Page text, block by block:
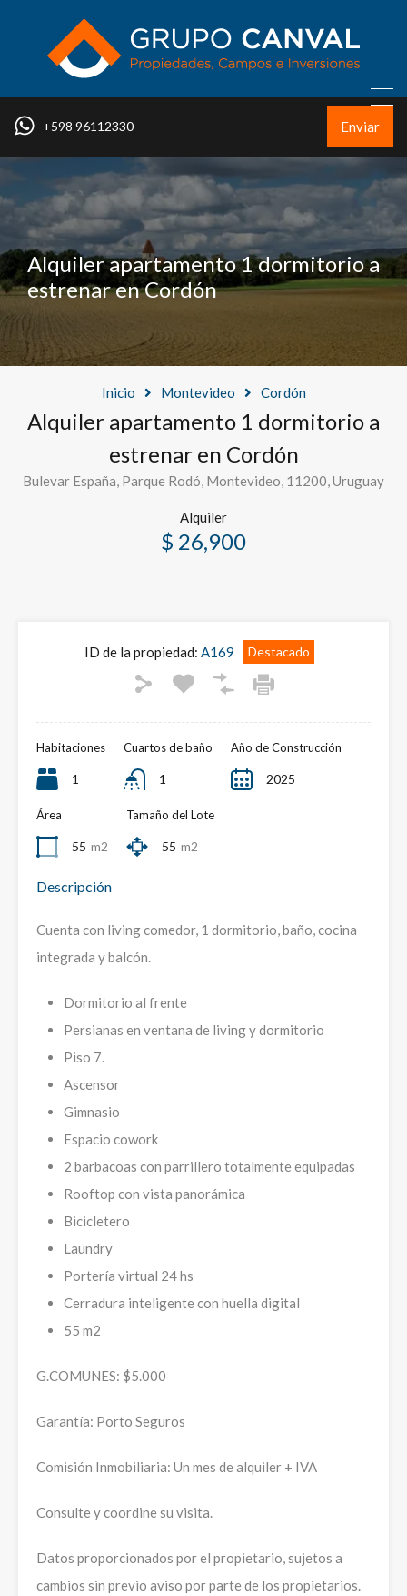
+598 96112330 Enviar
Alquiler apartamento 1 dormitorio a
estrenar en Cordón
Inicio Montevideo Cordón
Alquiler apartamento 1 dormitorio a
estrenar en Cordón
Bulevar España, Parque Rodó, Montevideo, 11200, Uruguay
Alquiler
$ 26,900
ID de la propiedad: A169 Destacado
Habitaciones
1
Cuartos de baño
1
Año de Construcción
2025
Área
55 m2
Tamaño del Lote
55 m2
Descripción
Cuenta con living comedor, 1 dormitorio, baño, cocina
integrada y balcón.
Dormitorio al frente
Persianas en ventana de living y dormitorio
Piso 7.
Ascensor
Gimnasio
Espacio cowork
2 barbacoas con parrillero totalmente equipadas
Rooftop con vista panorámica
Bicicletero
Laundry
Portería virtual 24 hs
Cerradura inteligente con huella digital
55 m2
G.COMUNES: $5.000
Garantía: Porto Seguros
Comisión Inmobiliaria: Un mes de alquiler + IVA
Consulte y coordine su visita.
Datos proporcionados por el propietario, sujetos a
cambios sin previo aviso por parte de los propietarios.